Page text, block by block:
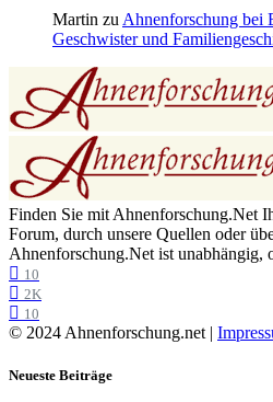
Martin zu Ahnenforschung bei
Geschwister und
Finden Sie mit Ahnenforschung.Net
Forum, durch unsere Quellen oder
Ahnenforschung.Net ist unabhängig,
10
2K
10
© 2024 Ahnenforschung.net |
Neueste Beiträge